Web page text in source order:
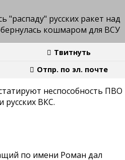
Твитнуть
Отпр. по эл. почте
неспособность ПВО
русских ВКС.
по имени Роман дал